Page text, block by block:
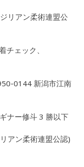
リアン柔術連盟公
ェック、
0144 新潟市江南
ナー修斗 3 勝以下
アン柔術連盟公認)